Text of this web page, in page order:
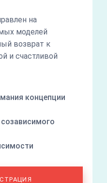
на
моделей
возврат к
и счастливой
концепции